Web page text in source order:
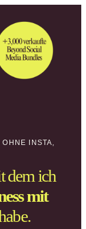
INSTA,
dem ich
mit